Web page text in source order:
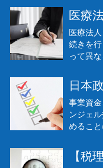
医療
医療法
続きを
って異
日本
事業資
ンジェ
めるこ
【税